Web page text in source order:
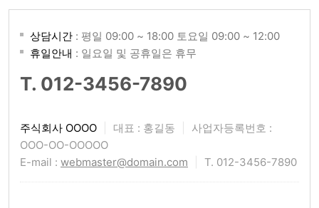
상담시간 : 평일 09:00 ~ 18:00 토요일 09:00 ~ 12:00
휴일안내 : 일요일 및 공휴일은 휴무
T. 012-3456-7890
주식회사 OOOO 대표 : 홍길동
사업자등록번호 :
OOO-OO-OOOOO
E-mail : webmaster@domain.com T. 012-3456-7890